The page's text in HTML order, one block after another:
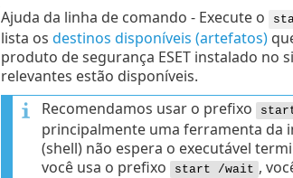
Ajuda da linha de comando - Execute o
lista os destinos disponíveis (artefatos)
produto de segurança ESET instalado no
relevantes estão disponíveis.
Recomendamos usar o prefixo
principalmente uma ferramenta da
(shell) não espera o executável
você usa o prefixo
start /wait ,